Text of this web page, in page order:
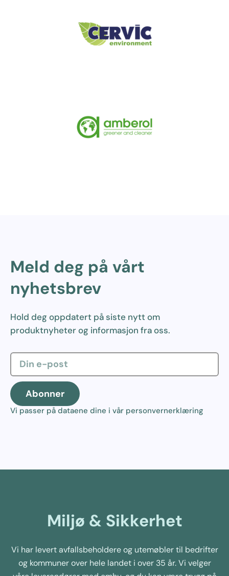
Meld deg på vårt
nyhetsbrev
Hold deg oppdatert på siste nytt om
produktnyheter og informasjon fra oss.
Abonner
Vi passer på dataene dine i vår personvernerklæring
Miljø & Sikkerhet
Vi har levert avfallsbeholdere og utemøbler til bedrifter
og kommuner over hele landet i over 35 år. Vi velger